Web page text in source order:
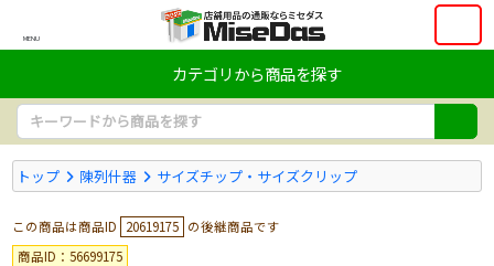
MENU
カテゴリから商品を探す
トップ 陳列什器 サイズチップ・サイズクリップ
この商品は商品ID 20619175 の後継商品です
商品ID：56699175